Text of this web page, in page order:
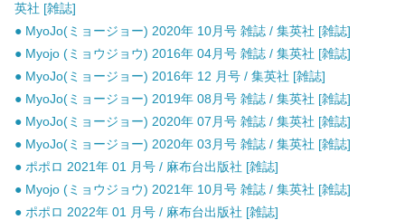
英社 [雑誌]
● MyoJo(ミョージョー) 2020年 10月号 雑誌 / 集英社 [雑誌]
● Myojo (ミョウジョウ) 2016年 04月号 雑誌 / 集英社 [雑誌]
● MyoJo(ミョージョー) 2016年 12 月号 / 集英社 [雑誌]
● MyoJo(ミョージョー) 2019年 08月号 雑誌 / 集英社 [雑誌]
● MyoJo(ミョージョー) 2020年 07月号 雑誌 / 集英社 [雑誌]
● MyoJo(ミョージョー) 2020年 03月号 雑誌 / 集英社 [雑誌]
● ポポロ 2021年 01 月号 / 麻布台出版社 [雑誌]
● Myojo (ミョウジョウ) 2021年 10月号 雑誌 / 集英社 [雑誌]
● ポポロ 2022年 01 月号 / 麻布台出版社 [雑誌]